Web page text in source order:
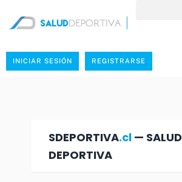
INICIAR SESIÓN REGISTRARSE
SDEPORTIVA.cl — SALUD
DEPORTIVA